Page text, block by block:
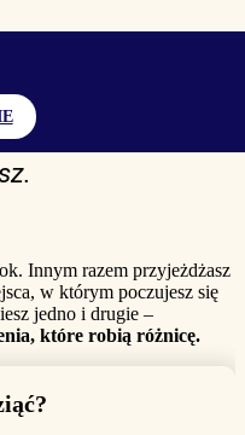
Ale z
Innym razem przyjeżdżasz
w którym poczujesz się
jedno i drugie –
które robią różnicę.